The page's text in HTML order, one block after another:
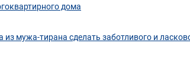
дома
мужа-тирана сделать заботливого и